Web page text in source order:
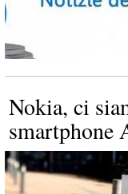
Nokia, ci
smartphone